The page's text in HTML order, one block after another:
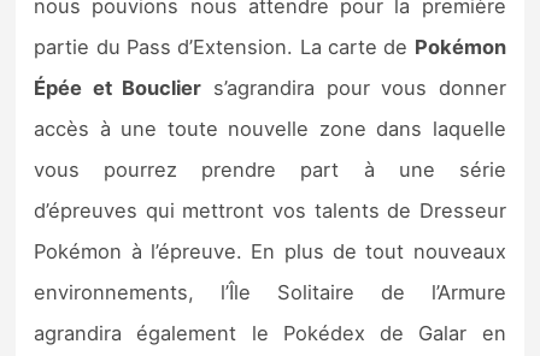
nous pouvions nous attendre pour la première
partie du Pass d’Extension. La carte de Pokémon
Épée et Bouclier s’agrandira pour vous donner
accès à une toute nouvelle zone dans laquelle
vous pourrez prendre part à une série
d’épreuves qui mettront vos talents de Dresseur
Pokémon à l’épreuve. En plus de tout nouveaux
environnements, l’Île Solitaire de l’Armure
agrandira également le Pokédex de Galar en